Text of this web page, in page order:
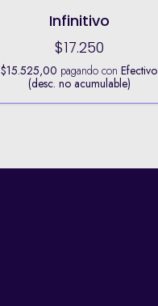
Infinitivo
$17.250
$15.525,00 pagando conEfectivo
(desc. no acumulable)